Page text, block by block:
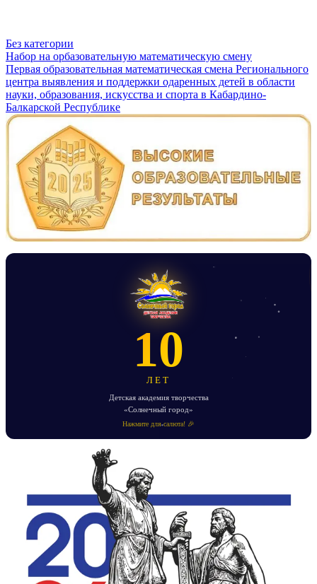
Без категории
Навигация
по
записям
Набор на орбазовательную математическую смену
Первая образовательная математическая смена Регионального
центра выявления и поддержки одаренных детей в области
науки, образования, искусства и спорта в Кабардино-
Балкарской Республике
10
ЛЕТ
Детская академия творчества
«Солнечный город»
Нажмите для салюта! 🎉